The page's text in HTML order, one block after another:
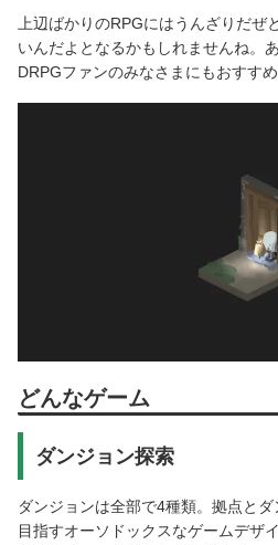
上辺ばかりのRPGにはうんざりだぜ
いんだよとなるかもしれませんね。
DRPGファンのみなさまにもおすすめ
どんなゲーム
ダンジョン探索
ダンジョンは全部で4種類。拠点と
目指すオーソドックスなゲームデザ